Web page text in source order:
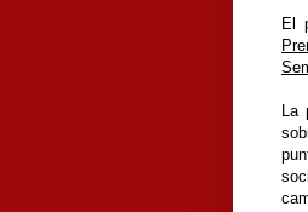
El
La